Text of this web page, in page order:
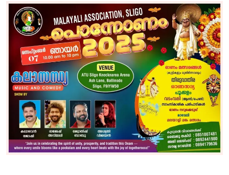
Gulf News
Sports
World
Health
Entertainment
Street of Thoughts
Videos